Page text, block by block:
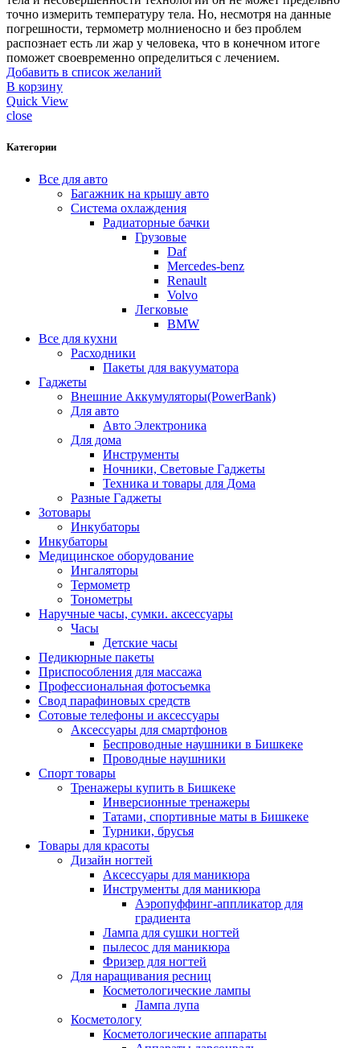
точно измерить температуру тела. Но, несмотря на данные
погрешности, термометр молниеносно и без проблем
распознает есть ли жар у человека, что в конечном итоге
поможет своевременно определиться с лечением.
Добавить в список желаний
В корзину
Quick View
close
Категории
Все для авто
Багажник на крышу авто
Система охлаждения
Радиаторные бачки
Грузовые
Daf
Mercedes-benz
Renault
Volvo
Легковые
BMW
Все для кухни
Расходники
Пакеты для вакууматора
Гаджеты
Внешние Аккумуляторы(PowerBank)
Для авто
Авто Электроника
Для дома
Инструменты
Ночники, Световые Гаджеты
Техника и товары для Дома
Разные Гаджеты
Зотовары
Инкубаторы
Инкубаторы
Медицинское оборудование
Ингаляторы
Термометр
Тонометры
Наручные часы, сумки. аксессуары
Часы
Детские часы
Педикюрные пакеты
Приспособления для массажа
Профессиональная фотосъемка
Свод парафиновых средств
Сотовые телефоны и аксессуары
Аксессуары для смартфонов
Беспроводные наушники в Бишкеке
Проводные наушники
Спорт товары
Тренажеры купить в Бишкеке
Инверсионные тренажеры
Татами, спортивные маты в Бишкеке
Турники, брусья
Товары для красоты
Дизайн ногтей
Аксессуары для маникюра
Инструменты для маникюра
Аэропуффинг-аппликатор для
градиента
Лампа для сушки ногтей
пылесос для маникюра
Фризер для ногтей
Для наращивания ресниц
Косметологические лампы
Лампа лупа
Косметологу
Косметологические аппараты